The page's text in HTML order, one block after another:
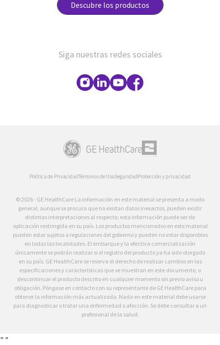
Descubre los productos
Siga nuestras redes sociales
Política de PrivacidadTérminos de UsoSeguridadProtección y privacidad
© 2026 - GE HealthCare La información en este material se presenta a modo
general, aunque se procura que no existan datos inexactos, pueden existir
distintas interpretaciones al respecto; esta información puede ser de
aplicación restringida en su país. Los productos mencionados en este material
pueden estar sujetos a regulaciones del gobierno y pueden no estar disponibles
en todas las localidades. El embarque y la efectiva comercialización
únicamente se podrán realizar si el registro del producto ya ha sido otorgado
en su país. GE HealthCare se reserva el derecho de realizar cambios en las
especificaciones y características que se muestran en este documento, o
descontinuar el producto descrito en cualquier momento sin previo aviso u
obligación. Póngase en contacto con su representante de GE HealthCare para
obtener la información más actualizada. Nada en este material debe usarse
para diagnosticar o tratar una enfermedad o afección. Se debe consultar a un
profesional de la salud.
" "